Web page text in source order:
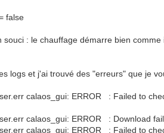
false
: le chauffage démarre bien comme
logs et j'ai trouvé des "erreurs" que je
calaos_gui: ERROR : Failed to
calaos_gui: ERROR : Download
calaos_gui: ERROR : Failed to